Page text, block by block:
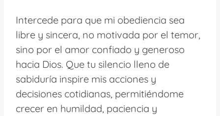
Intercede para que mi obediencia sea
libre y sincera, no motivada por el temor,
sino por el amor confiado y generoso
hacia Dios. Que tu silencio lleno de
sabiduría inspire mis acciones y
decisiones cotidianas, permitiéndome
crecer en humildad, paciencia y